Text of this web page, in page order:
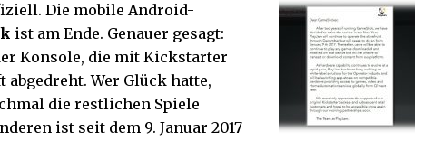
Die mobile Android-
ist am Ende. Genauer gesagt:
Konsole, die mit Kickstarter
Wer Glück hatte,
die restlichen Spiele
ist seit dem 9. Januar 2017